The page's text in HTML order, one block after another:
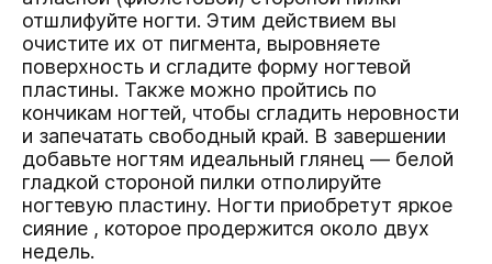
отшлифуйте ногти. Этим действием вы
очистите их от пигмента, выровняете
поверхность и сгладите форму ногтевой
пластины. Также можно пройтись по
кончикам ногтей, чтобы сгладить неровности
и запечатать свободный край. В завершении
добавьте ногтям идеальный глянец — белой
гладкой стороной пилки отполируйте
ногтевую пластину. Ногти приобретут яркое
сияние , которое продержится около двух
недель.